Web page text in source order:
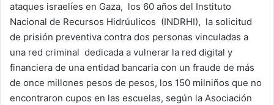
ataques israelíes en Gaza, los 60 años del Instituto
Nacional de Recursos Hidrúulicos (INDRHI), la solicitud
de prisión preventiva contra dos personas vinculadas a
una red criminal dedicada a vulnerar la red digital y
financiera de una entidad bancaria con un fraude de más
de once millones pesos de pesos, los 150 milniños que no
encontraron cupos en las escuelas, según la Asociación